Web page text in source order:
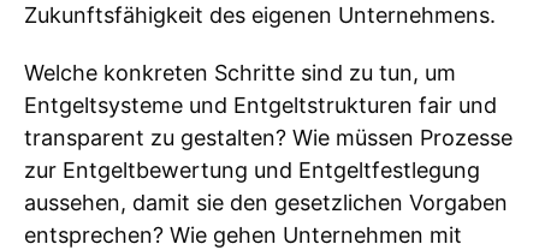
Zukunftsfähigkeit des eigenen Unternehmens.
Welche konkreten Schritte sind zu tun, um
Entgeltsysteme und Entgeltstrukturen fair und
transparent zu gestalten? Wie müssen Prozesse
zur Entgeltbewertung und Entgeltfestlegung
aussehen, damit sie den gesetzlichen Vorgaben
entsprechen? Wie gehen Unternehmen mit